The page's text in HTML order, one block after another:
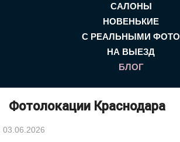
САЛОНЫ
НОВЕНЬКИЕ
С РЕАЛЬНЫМИ ФОТО
НА ВЫЕЗД
БЛОГ
Фотолокации Краснодара
03.06.2026